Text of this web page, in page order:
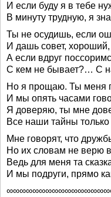
И если буду я в тебе
В минуту трудную, я
Ты не осудишь, если
И дашь совет, хороший,
А если вдруг
С кем не бывает?… C
Но я прощаю. Ты меня
И мы опять часами
Я доверяю, ты мне
Все наши тайны
Мне говорят, что
Но их словам не верю
Ведь для меня та
И мы подруги, прямо